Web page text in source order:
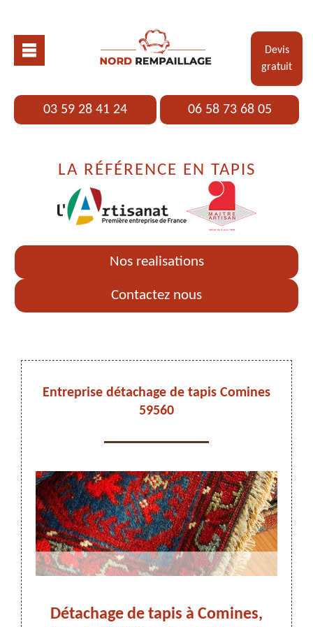
Devis
gratuit
03 59 28 41 24 06 58 73 68 05
LA RÉFÉRENCE EN TAPIS
Nos realisations
Contactez nous
Entreprise détachage de tapis Comines
59560
Détachage de tapis à Comines,